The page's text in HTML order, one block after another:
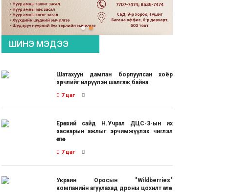
ШИНЭ МЭДЭЭ
Шатахуун дамлан борлуулсан хоёр
зөрчлийг илрүүлэн шалгаж байна
7 цаг
Ерөнхий сайд Н.Учрал ДЦС-3-ын их
засварын ажлыг эрчимжүүлэх чиглэл
өглөө
7 цаг
Украин Оросын "Wildberries"
компанийн агуулахад дроны цохилт өглөө